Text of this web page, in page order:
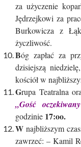
za użyczenie
Jędrzejkowi za
Burkowicza z
życzliwość.
Bóg zapłać za
dzisiejszą
kościół w
Grupa Teatralna
„Gość
godzinie 17:oo.
W najbliższym
zawrzeć: – Kamil